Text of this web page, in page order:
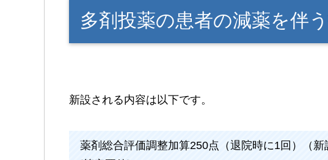
多剤投薬の患者の減薬を伴
新設される内容は以下です。
薬剤総合評価調整加算250点（退院時に1回）（新